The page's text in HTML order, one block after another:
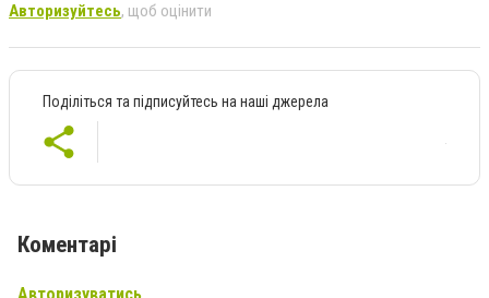
Авторизуйтесь, щоб оцінити
Поділіться та підписуйтесь на наші джерела
Коментарі